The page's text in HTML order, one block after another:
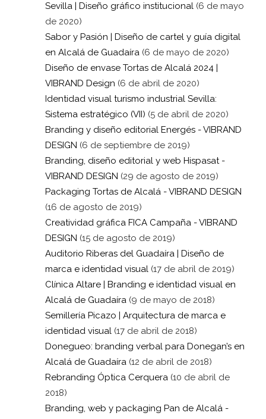
Sevilla | Diseño gráfico institucional (6 de mayo
de 2020)
Sabor y Pasión | Diseño de cartel y guía digital
en Alcalá de Guadaíra (6 de mayo de 2020)
Diseño de envase Tortas de Alcalá 2024 |
VIBRAND Design (6 de abril de 2020)
Identidad visual turismo industrial Sevilla:
Sistema estratégico (VII) (5 de abril de 2020)
Branding y diseño editorial Energés - VIBRAND
DESIGN (6 de septiembre de 2019)
Branding, diseño editorial y web Hispasat -
VIBRAND DESIGN (29 de agosto de 2019)
Packaging Tortas de Alcalá - VIBRAND DESIGN
(16 de agosto de 2019)
Creatividad gráfica FICA Campaña - VIBRAND
DESIGN (15 de agosto de 2019)
Auditorio Riberas del Guadaíra | Diseño de
marca e identidad visual (17 de abril de 2019)
Clínica Altare | Branding e identidad visual en
Alcalá de Guadaíra (9 de mayo de 2018)
Semillería Picazo | Arquitectura de marca e
identidad visual (17 de abril de 2018)
Donegueo: branding verbal para Donegan’s en
Alcalá de Guadaíra (12 de abril de 2018)
Rebranding Óptica Cerquera (10 de abril de
2018)
Branding, web y packaging Pan de Alcalá -